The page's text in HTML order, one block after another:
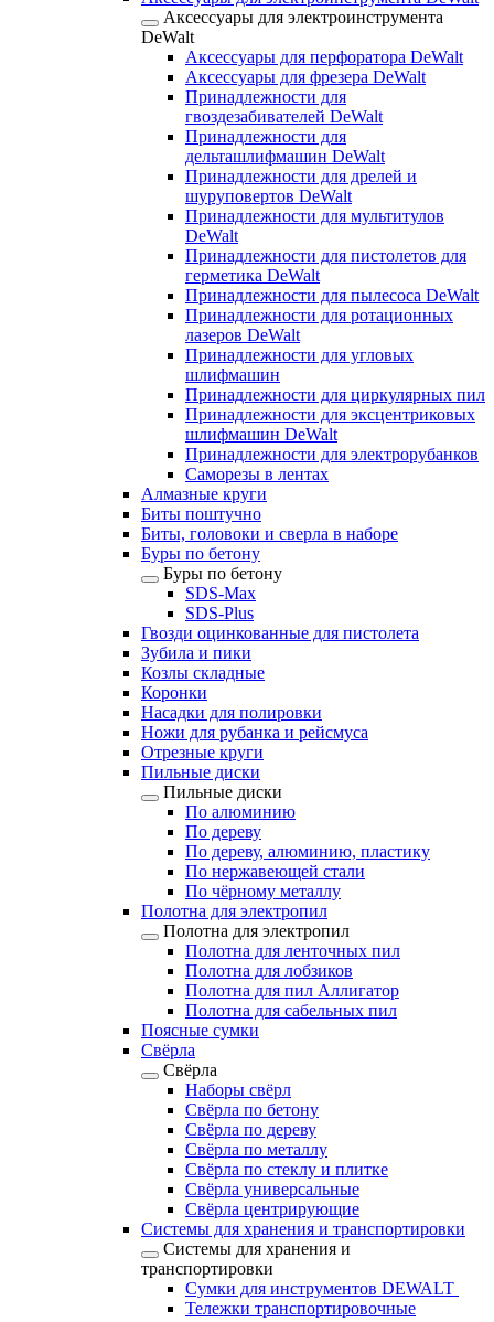
Аксессуары для электроинструмента
DeWalt
Аксессуары для перфоратора DeWalt
Аксессуары для фрезера DeWalt
Принадлежности для
гвоздезабивателей DeWalt
Принадлежности для
дельташлифмашин DeWalt
Принадлежности для дрелей и
шуруповертов DeWalt
Принадлежности для мультитулов
DeWalt
Принадлежности для пистолетов для
герметика DeWalt
Принадлежности для пылесоса DeWalt
Принадлежности для ротационных
лазеров DeWalt
Принадлежности для угловых
шлифмашин
Принадлежности для циркулярных пил
Принадлежности для эксцентриковых
шлифмашин DeWalt
Принадлежности для электрорубанков
Саморезы в лентах
Алмазные круги
Биты поштучно
Биты, головоки и сверла в наборе
Буры по бетону
Буры по бетону
SDS-Max
SDS-Plus
Гвозди оцинкованные для пистолета
Зубила и пики
Козлы складные
Коронки
Насадки для полировки
Ножи для рубанка и рейсмуса
Отрезные круги
Пильные диски
Пильные диски
По алюминию
По дереву
По дереву, алюминию, пластику
По нержавеющей стали
По чёрному металлу
Полотна для электропил
Полотна для электропил
Полотна для ленточных пил
Полотна для лобзиков
Полотна для пил Аллигатор
Полотна для сабельных пил
Поясные сумки
Свёрла
Свёрла
Наборы свёрл
Свёрла по бетону
Свёрла по дереву
Свёрла по металлу
Свёрла по стеклу и плитке
Свёрла универсальные
Свёрла центрирующие
Системы для хранения и транспортировки
Системы для хранения и
транспортировки
Сумки для инструментов DEWALT
Тележки транспортировочные